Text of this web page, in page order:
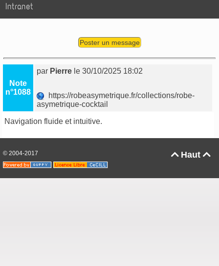
Intranet
Poster un message
Note
n°1088
par Pierre le 30/10/2025 18:02
https://robeasymetrique.fr/collections/robe-
asymetrique-cocktail
Navigation fluide et intuitive.
Haut 
© 2004-2017